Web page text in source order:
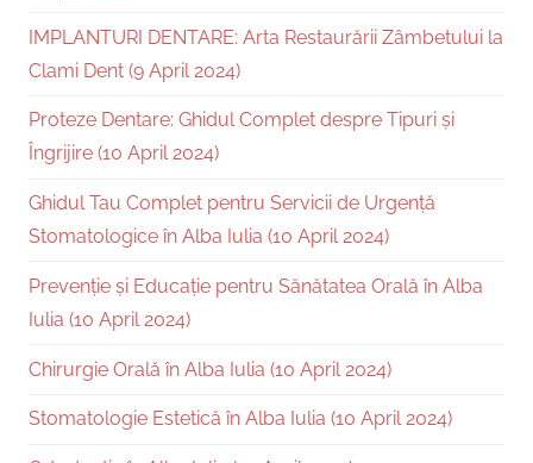
IMPLANTURI DENTARE: Arta Restaurării Zâmbetului la
Clami Dent (9 April 2024)
Proteze Dentare: Ghidul Complet despre Tipuri și
Îngrijire (10 April 2024)
Ghidul Tau Complet pentru Servicii de Urgență
Stomatologice în Alba Iulia (10 April 2024)
Prevenție și Educație pentru Sănătatea Orală în Alba
Iulia (10 April 2024)
Chirurgie Orală în Alba Iulia (10 April 2024)
Stomatologie Estetică în Alba Iulia (10 April 2024)